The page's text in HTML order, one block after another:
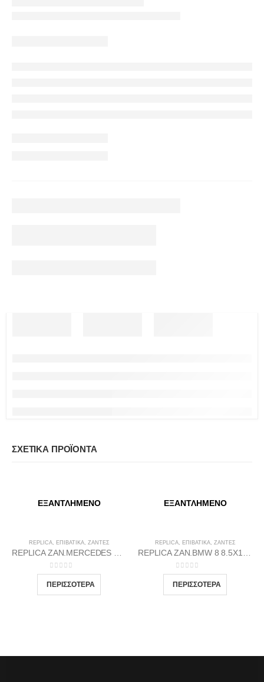
ΣΧΕΤΙΚΆ ΠΡΟΪΌΝΤΑ
ΕΞΑΝΤΛΗΜΈΝΟ
REPLICA, ΕΠΙΒΑΤΙΚΑ, ΖΆΝΤΕΣ
0out of 5
ΕΞΑΝΤΛΗΜΈΝΟ
REPLICA, ΕΠΙΒΑΤΙΚΑ, ΖΆΝΤΕΣ
0out of 5